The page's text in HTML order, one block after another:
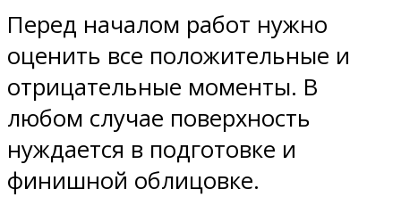
Перед началом работ нужно
оценить все положительные и
отрицательные моменты. В
любом случае поверхность
нуждается в подготовке и
финишной облицовке.